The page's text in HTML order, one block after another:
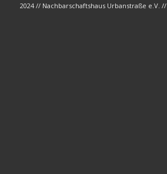
2024 // Nachbarschaftshaus Urbanstraße e.V. //